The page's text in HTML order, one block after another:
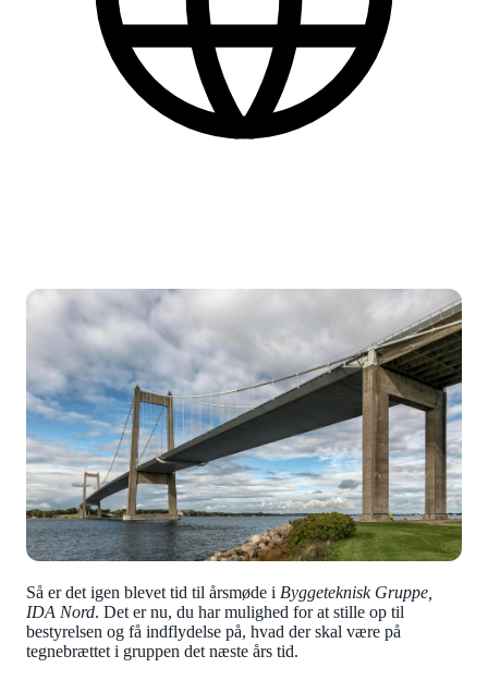
Så er det igen blevet tid til årsmøde i Byggeteknisk Gruppe,
IDA Nord. Det er nu, du har mulighed for at stille op til
bestyrelsen og få indflydelse på, hvad der skal være på
tegnebrættet i gruppen det næste års tid.